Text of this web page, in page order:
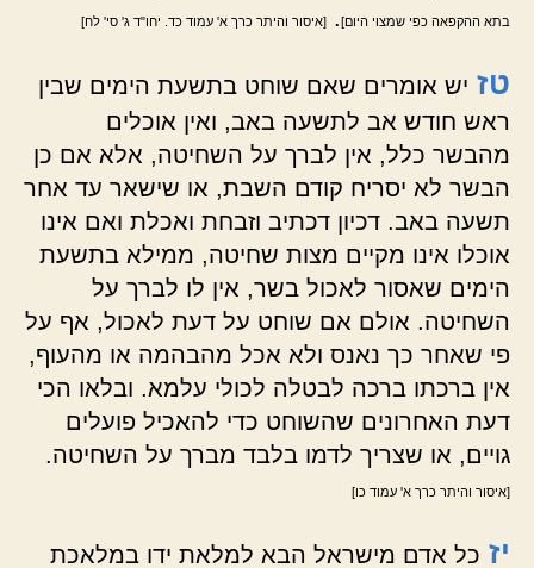
בתא ההקפאה כפי שמצוי היום]. [איסור והיתר כרך א' עמוד כד. יחו"ד ג' סי' לח]
טז יש אומרים שאם שוחט בתשעת הימים שבין
ראש חודש אב לתשעה באב, ואין אוכלים
מהבשר כלל, אין לברך על השחיטה, אלא אם כן
הבשר לא יסריח קודם השבת, או שישאר עד אחר
תשעה באב. דכיון דכתיב וזבחת ואכלת ואם אינו
אוכלו אינו מקיים מצות שחיטה, ממילא בתשעת
הימים שאסור לאכול בשר, אין לו לברך על
השחיטה. אולם אם שוחט על דעת לאכול, אף על
פי שאחר כך נאנס ולא אכל מהבהמה או מהעוף,
אין ברכתו ברכה לבטלה לכולי עלמא. ובלאו הכי
דעת האחרונים שהשוחט כדי להאכיל פועלים
גויים, או שצריך לדמו בלבד מברך על השחיטה.
[איסור והיתר כרך א' עמוד כו]
יז כל אדם מישראל הבא למלאת ידו במלאכת